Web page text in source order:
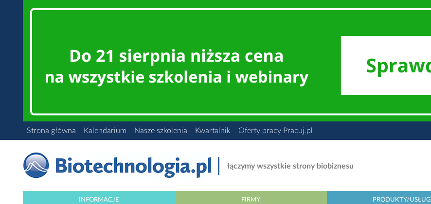
Strona główna Kalendarium Nasze szkolenia Kwartalnik Oferty pracy Pracuj.pl
łączymy wszystkie strony biobiznesu
INFORMACJE FIRMY PRODUKTY/USŁUGI